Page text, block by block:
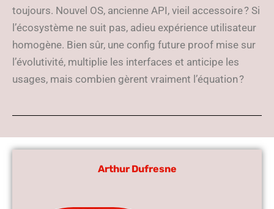
toujours. Nouvel OS, ancienne API, vieil accessoire ? Si
l’écosystème ne suit pas, adieu expérience utilisateur
homogène. Bien sûr, une config future proof mise sur
l’évolutivité, multiplie les interfaces et anticipe les
usages, mais combien gèrent vraiment l’équation ?
Arthur Dufresne